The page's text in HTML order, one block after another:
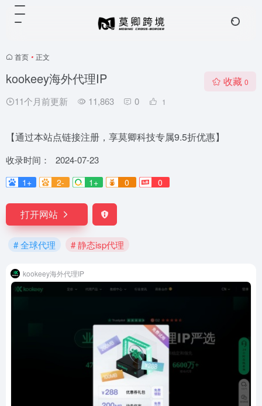
首页 • 正文
kookeey海外代理IP
11个月前更新 11,863 0 1
收藏 0
【通过本站点链接注册，享莫卿科技专属9.5折优惠】
收录时间： 2024-07-23
1+ 2- 1+ 0 0
打开网站
# 全球代理 # 静态isp代理
kookeey海外代理IP